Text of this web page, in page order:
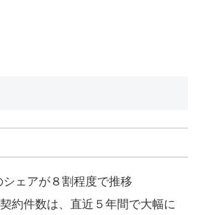
ェアが８割程度で推移
約件数は、直近５年間で大幅に